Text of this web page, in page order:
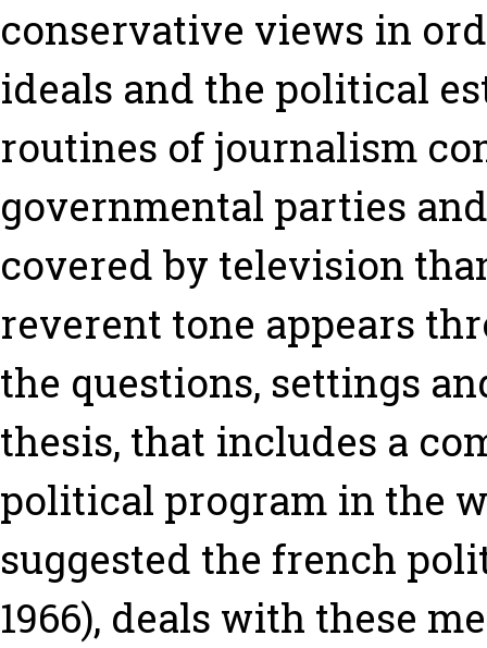
conservative views in
ideals and the political
routines of journalism
governmental parties
covered by television
reverent tone appears
the questions, settings
thesis, that includes a
political program in the
suggested the french
1966), deals with these